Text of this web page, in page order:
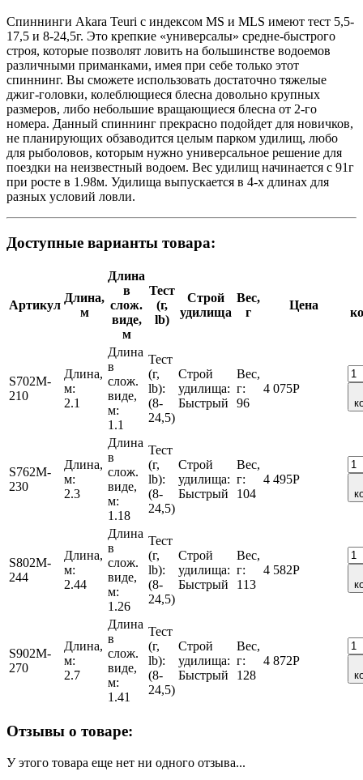
Спиннинги Akara Teuri с индексом MS и MLS имеют тест 5,5-
17,5 и 8-24,5г. Это крепкие «универсалы» средне-быстрого
строя, которые позволят ловить на большинстве водоемов
различными приманками, имея при себе только этот
спиннинг. Вы сможете использовать достаточно тяжелые
джиг-головки, колеблющиеся блесна довольно крупных
размеров, либо небольшие вращающиеся блесна от 2-го
номера. Данный спиннинг прекрасно подойдет для новичков,
не планирующих обзаводится целым парком удилищ, любо
для рыболовов, которым нужно универсальное решение для
поездки на неизвестный водоем. Вес удилищ начинается с 91г
при росте в 1.98м. Удилища выпускается в 4-х длинах для
разных условий ловли.
Доступные варианты товара:
Артикул
Длина,
м
Длина
в
слож.
виде,
м
Тест
(г,
lb)
Строй
удилища
Вес,
г
Цена
S702M-
210
Длина,
м:
2.1
Длина
в
слож.
виде,
м:
1.1
Тест
(г,
lb):
(8-
24,5)
Строй
удилища:
Быстрый
Вес,
г:
96
4 075Р
S762M-
230
Длина,
м:
2.3
Длина
в
слож.
виде,
м:
1.18
Тест
(г,
lb):
(8-
24,5)
Строй
удилища:
Быстрый
Вес,
г:
104
4 495Р
S802M-
244
Длина,
м:
2.44
Длина
в
слож.
виде,
м:
1.26
Тест
(г,
lb):
(8-
24,5)
Строй
удилища:
Быстрый
Вес,
г:
113
4 582Р
S902M-
270
Длина,
м:
2.7
Длина
в
слож.
виде,
м:
1.41
Тест
(г,
lb):
(8-
24,5)
Строй
удилища:
Быстрый
Вес,
г:
128
4 872Р
Отзывы о товаре:
У этого товара еще нет ни одного отзыва...